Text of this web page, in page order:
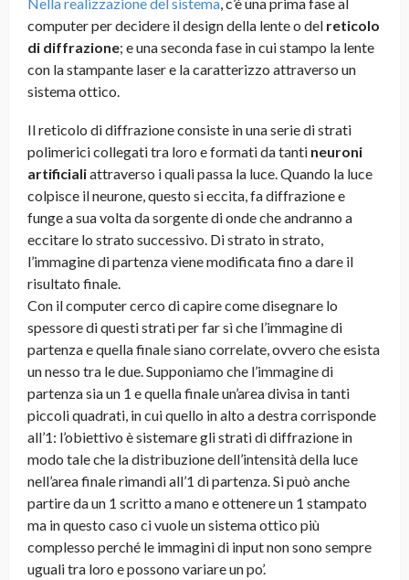
computer per decidere il design della lente o del reticolo
di diffrazione; e una seconda fase in cui stampo la lente
con la stampante laser e la caratterizzo attraverso un
sistema ottico.
Il reticolo di diffrazione consiste in una serie di strati
polimerici collegati tra loro e formati da tanti neuroni
artificialiattraverso i quali passa la luce. Quando la luce
colpisce il neurone, questo si eccita, fa diffrazione e
funge a sua volta da sorgente di onde che andranno a
eccitare lo strato successivo. Di strato in strato,
l’immagine di partenza viene modificata fino a dare il
risultato finale.
Con il computer cerco di capire come disegnare lo
spessore di questi strati per far sì che l’immagine di
partenza e quella finale siano correlate, ovvero che esista
un nesso tra le due. Supponiamo che l’immagine di
partenza sia un 1 e quella finale un’area divisa in tanti
piccoli quadrati, in cui quello in alto a destra corrisponde
all’1: l’obiettivo è sistemare gli strati di diffrazione in
modo tale che la distribuzione dell’intensità della luce
nell’area finale rimandi all’1 di partenza. Si può anche
partire da un 1 scritto a mano e ottenere un 1 stampato
ma in questo caso ci vuole un sistema ottico più
complesso perché le immagini di input non sono sempre
uguali tra loro e possono variare un po’.